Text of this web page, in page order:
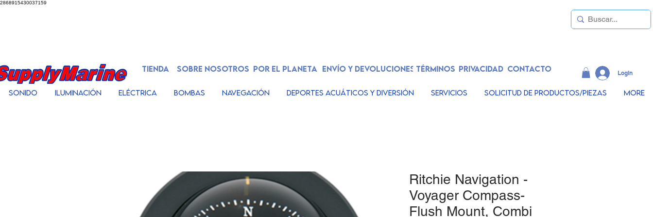
2868915430037159
TIENDA SOBRE NOSOTROS POR EL PLANETA ENVÍO Y DEVOLUCIONES TÉRMINOS
Sonido Iluminación Eléctrica Bombas Navegación Deportes acuáticos y diversión Servicios Solicitud de productos/piezas More
CONTACTO
PRIVACIDAD LogIn
Ritchie Navigation -
Voyager Compass-
Flush Mount, Combi